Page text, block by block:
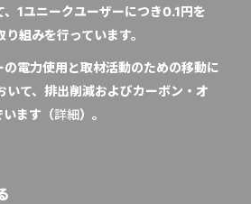
、1ユニークユーザーにつき0.1円を
組みを行っています。
電力使用と取材活動のための移動に
て、排出削減およびカーボン・オ
います（詳細）。